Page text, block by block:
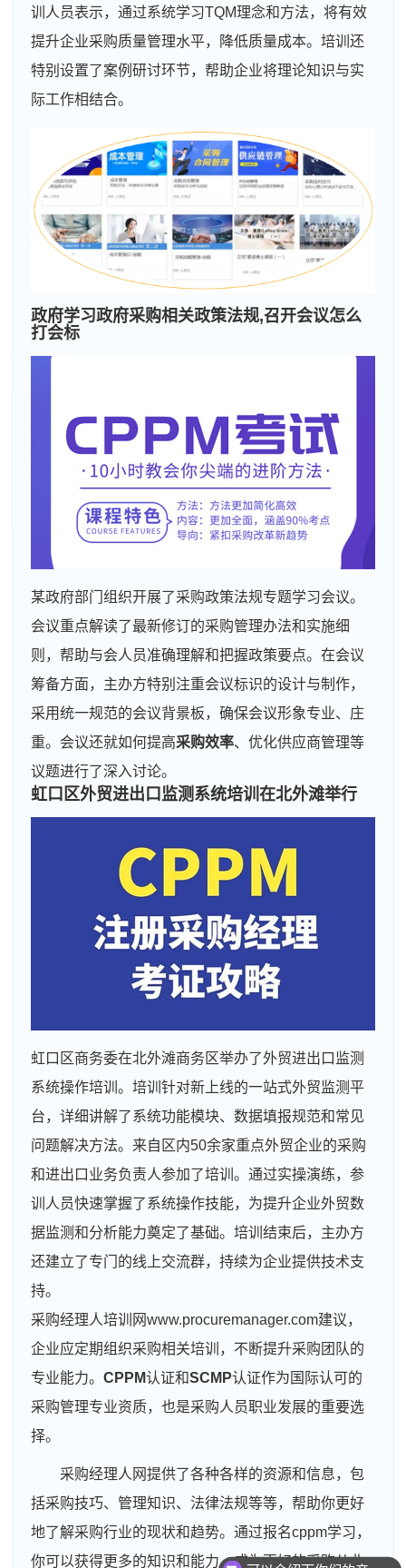
训人员表示，通过系统学习TQM理念和方法，将有效
提升企业采购质量管理水平，降低质量成本。培训还
特别设置了案例研讨环节，帮助企业将理论知识与实
际工作相结合。
政府学习政府采购相关政策法规,召开会议怎么
打会标
某政府部门组织开展了采购政策法规专题学习会议。
会议重点解读了最新修订的采购管理办法和实施细
则，帮助与会人员准确理解和把握政策要点。在会议
筹备方面，主办方特别注重会议标识的设计与制作，
采用统一规范的会议背景板，确保会议形象专业、庄
重。会议还就如何提高采购效率、优化供应商管理等
议题进行了深入讨论。
虹口区外贸进出口监测系统培训在北外滩举行
虹口区商务委在北外滩商务区举办了外贸进出口监测
系统操作培训。培训针对新上线的一站式外贸监测平
台，详细讲解了系统功能模块、数据填报规范和常见
问题解决方法。来自区内50余家重点外贸企业的采购
和进出口业务负责人参加了培训。通过实操演练，参
训人员快速掌握了系统操作技能，为提升企业外贸数
据监测和分析能力奠定了基础。培训结束后，主办方
还建立了专门的线上交流群，持续为企业提供技术支
持。
采购经理人培训网www.procuremanager.com建议，
企业应定期组织采购相关培训，不断提升采购团队的
专业能力。CPPM认证和SCMP认证作为国际认可的
采购管理专业资质，也是采购人员职业发展的重要选
择。
采购经理人网提供了各种各样的资源和信息，包
括采购技巧、管理知识、法律法规等等，帮助你更好
地了解采购行业的现状和趋势。通过报名cppm学习，
你可以获得更多的知识和能力，成为更好的采购从业